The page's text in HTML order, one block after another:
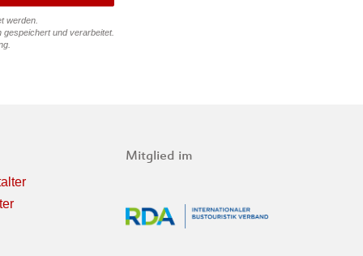
werden.
und verarbeitet.
Mitglied im